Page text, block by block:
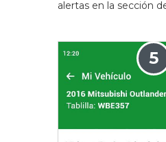
alertas en la sección
5